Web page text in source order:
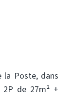
la Poste, dans
2P de 27m² +